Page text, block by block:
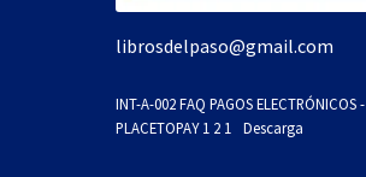
librosdelpaso@gmail.com
INT-A-002 FAQ PAGOS ELECTRÓNICOS -
PLACETOPAY 1 2 1
Descarga